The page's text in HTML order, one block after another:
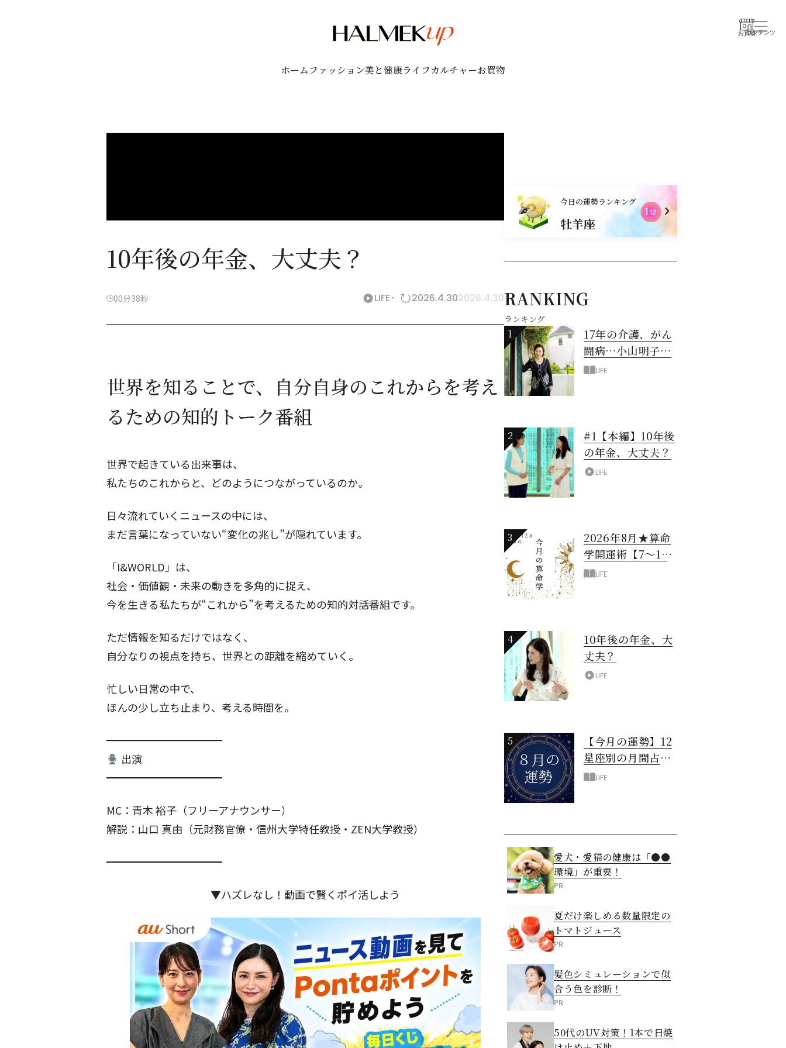
お買物コンテンツ
ホーム ファッション美と健康ライフカルチャーお買物
10年後の年金、大丈夫？
00分38秒 LIFE 2026.4.302026.4.30
世界を知ることで、自分自身のこれからを考え
るための知的トーク番組
世界で起きている出来事は、
私たちのこれからと、どのようにつながっているのか。
日々流れていくニュースの中には、
まだ言葉になっていない“変化の兆し”が隠れています。
「I&WORLD」は、
社会・価値観・未来の動きを多角的に捉え、
今を生きる私たちが“これから”を考えるための知的対話番組です。
ただ情報を知るだけではなく、
自分なりの視点を持ち、世界との距離を縮めていく。
忙しい日常の中で、
ほんの少し立ち止まり、考える時間を。
━━━━━━━━━━━
出演
━━━━━━━━━━━
MC：青木 裕子（フリーアナウンサー）
解説：山口 真由（元財務官僚・信州大学特任教授・ZEN大学教授）
━━━━━━━━━━━
▼ハズレなし！動画で賢くポイ活しよう
今日の運勢ランキング
牡羊座
1位
RANKING
ランキング
1
17年の介護、がん
闘病…小山明子さ
ん「今満たされて
LIFE
2
#1【本編】10年後
の年金、大丈夫？
LIFE
3
2026年8月★算命
学開運術【7〜12
月生まれ】
LIFE
4
10年後の年金、大
丈夫？
LIFE
5
【今月の運勢】12
星座別の月間占
い！8月編
LIFE
愛犬・愛猫の健康は「●●
環境」が重要！
PR
夏だけ楽しめる数量限定の
トマトジュース
PR
髪色シミュレーションで似
合う色を診断！
PR
50代のUV対策！1本で日焼